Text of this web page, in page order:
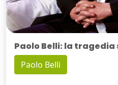
Paolo Belli: la tragedia
Paolo Belli